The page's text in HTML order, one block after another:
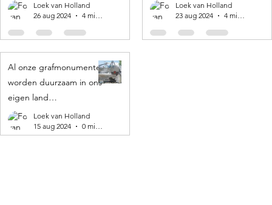
Loek van Holland
26 aug 2024
4 minuten om te lezen
Loek van Holland
23 aug 2024
4 minuten om te lezen
Al onze grafmonumenten
worden duurzaam in ons
eigen land
geproduceerd! 🌍
Loek van Holland
15 aug 2024
0 minuten om te lezen